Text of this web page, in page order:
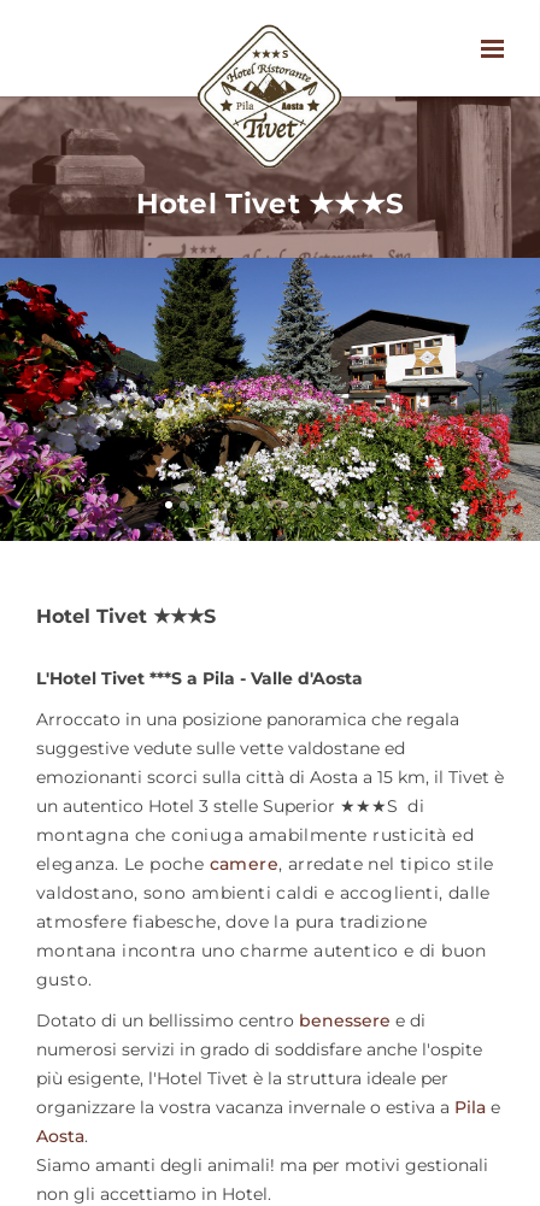
Hotel Tivet ★★★S
Hotel Tivet ★★★S
L'Hotel Tivet ***S a Pila - Valle d'Aosta
Arroccato in una posizione panoramica che regala
suggestive vedute sulle vette valdostane ed
emozionanti scorci sulla città di Aosta a 15 km, il Tivet è
un autentico Hotel 3 stelle Superior ★★★S di
montagna che coniuga amabilmente rusticità ed
eleganza. Le poche camere, arredate nel tipico stile
valdostano, sono ambienti caldi e accoglienti, dalle
atmosfere fiabesche, dove la pura tradizione
montana incontra uno charme autentico e di buon
gusto.
Dotato di un bellissimo centro benessere e di
numerosi servizi in grado di soddisfare anche l'ospite
più esigente, l'Hotel Tivet è la struttura ideale per
organizzare la vostra vacanza invernale o estiva a Pila e
Aosta.
Siamo amanti degli animali! ma per motivi gestionali
non gli accettiamo in Hotel.